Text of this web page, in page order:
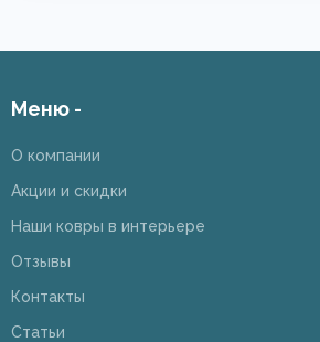
Меню -
О компании
Акции и скидки
Наши ковры в интерьере
Отзывы
Контакты
Статьи